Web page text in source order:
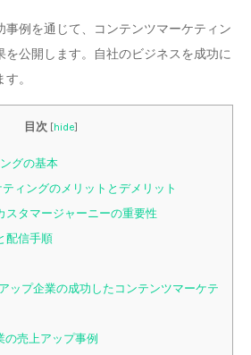
事例を通じて、コンテンツマーケティン
を公開します。自社のビジネスを成功に
。
目次 [hide]
グの基本
ティングのメリットとデメリット
スタマージャーニーの重要性
配信手順
ップ企業の成功したコンテンツマーケテ
売上アップ事例